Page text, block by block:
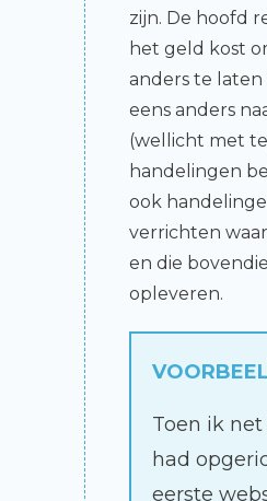
zijn. De hoofd
het geld kost
anders te laten
eens anders
(wellicht met
handelingen
ook
verrichten
en die
opleveren.
Toen ik
had
eerste